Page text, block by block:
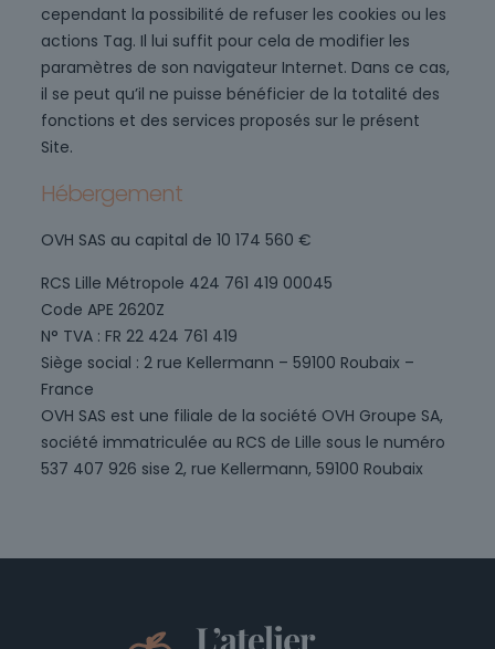
cependant la possibilité de refuser les cookies ou les
actions Tag. Il lui suffit pour cela de modifier les
paramètres de son navigateur Internet. Dans ce cas,
il se peut qu’il ne puisse bénéficier de la totalité des
fonctions et des services proposés sur le présent
Site.
Hébergement
OVH SAS au capital de 10 174 560 €
RCS Lille Métropole 424 761 419 00045
Code APE 2620Z
N° TVA : FR 22 424 761 419
Siège social : 2 rue Kellermann – 59100 Roubaix –
France
OVH SAS est une filiale de la société OVH Groupe SA,
société immatriculée au RCS de Lille sous le numéro
537 407 926 sise 2, rue Kellermann, 59100 Roubaix